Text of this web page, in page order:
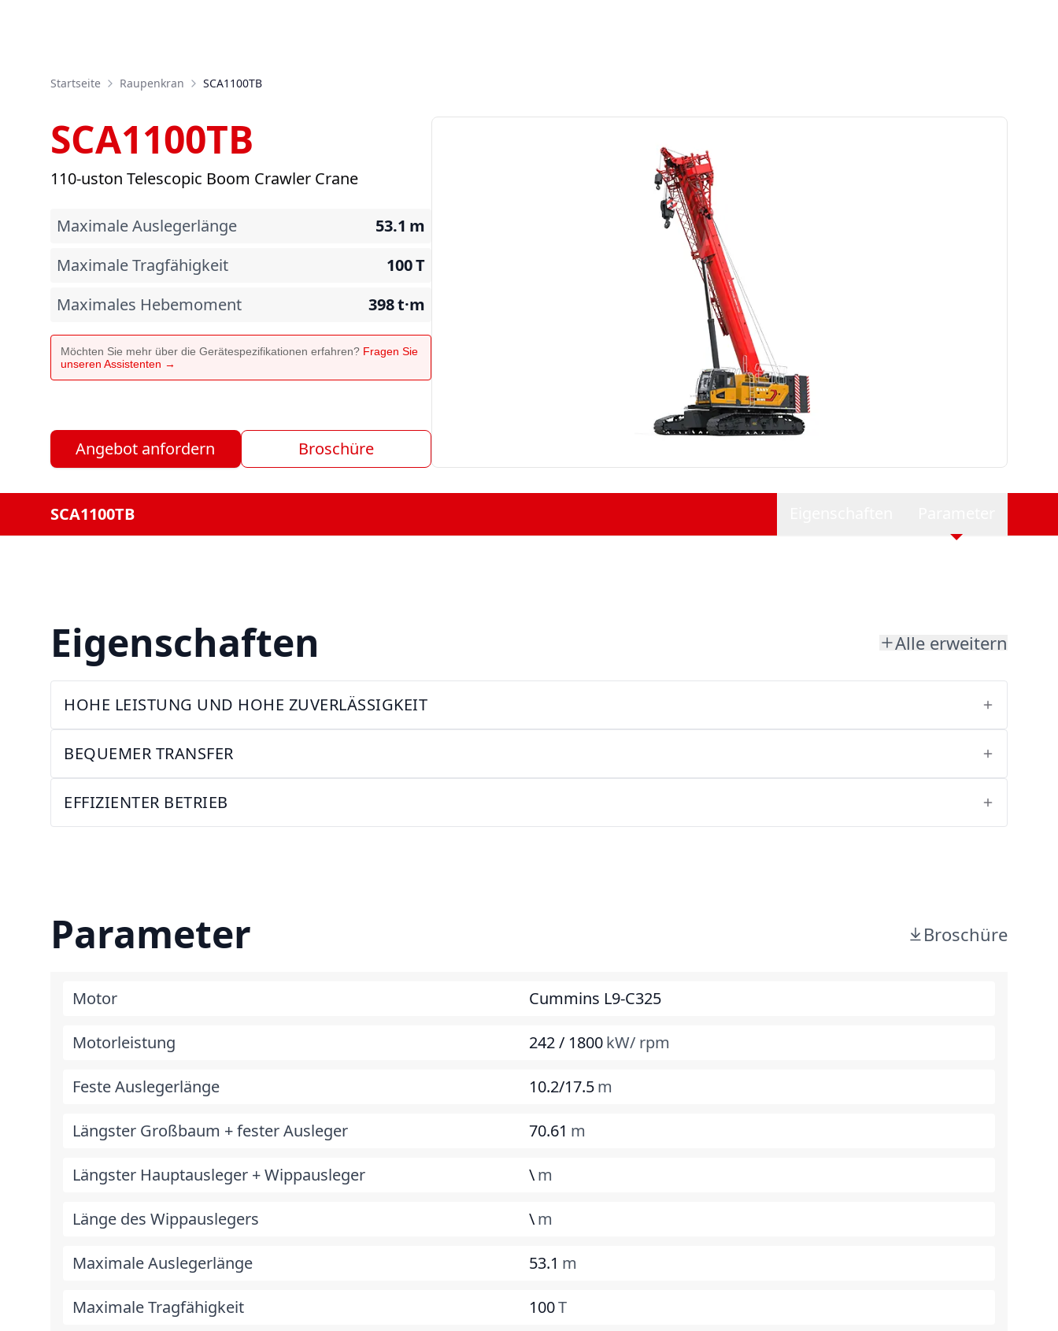
Startseite Raupenkran SCA1100TB
SCA1100TB
110-uston Telescopic Boom Crawler Crane
Maximale Auslegerlänge 53.1 m
Maximale Tragfähigkeit
100T
Maximales Hebemoment
398t·m
Möchten Sie mehr über die Gerätespezifikationen erfahren? Fragen Sie
unseren Assistenten →
Angebot anfordern Broschüre
SCA1100TB
Eigenschaften Alle erweitern
HOHE LEISTUNG UND HOHE ZUVERLÄSSIGKEIT
BEQUEMER TRANSFER
EFFIZIENTER BETRIEB
Parameter Broschüre
Motor Cummins L9-C325
Motorleistung 242 / 1800kW/ rpm
Feste Auslegerlänge 10.2/17.5m
Längster Großbaum + fester Ausleger 70.61 m
Längster Hauptausleger + Wippausleger \m
Länge des Wippauslegers \m
Maximale Auslegerlänge 53.1 m
Maximale Tragfähigkeit 100T